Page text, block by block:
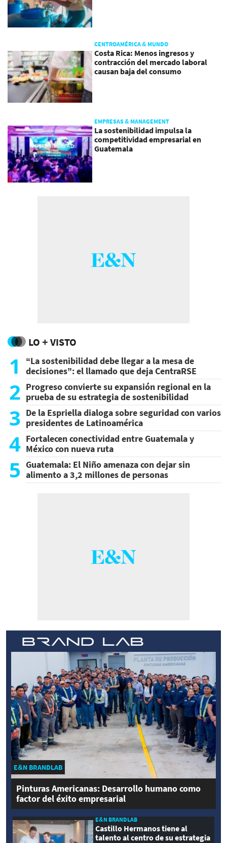
CENTROAMÉRICA & MUNDO
Costa Rica: Menos ingresos y
contracción del mercado laboral
causan baja del consumo
EMPRESAS & MANAGEMENT
La sostenibilidad impulsa la
competitividad empresarial en
Guatemala
LO + VISTO
1
“La sostenibilidad debe llegar a la mesa de
decisiones”: el llamado que deja CentraRSE
2 Progreso convierte su expansión regional en la
prueba de su estrategia de sostenibilidad
3 De la Espriella dialoga sobre seguridad con varios
presidentes de Latinoamérica
4 Fortalecen conectividad entre Guatemala y
México con nueva ruta
5 Guatemala: El Niño amenaza con dejar sin
alimento a 3,2 millones de personas
E&N BRANDLAB
Pinturas Americanas: Desarrollo humano como
factor del éxito empresarial
E&N BRANDLAB
Castillo Hermanos tiene al
talento al centro de su estrategia